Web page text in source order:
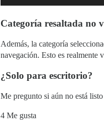
Categoría resaltada no
Además, la categoría
navegación. Esto es realmente
¿Solo para escritorio?
Me pregunto si aún no está
4 Me gusta